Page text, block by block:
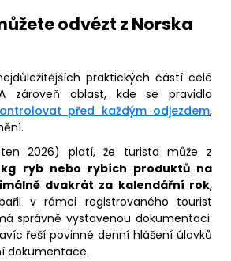
odvézt z Norska
praktických částí celé
zároveň oblast, kde se pravidla
před každým odjezdem,
2026) platí, že turista může z
kg ryb nebo rybích produktů na
dvakrát za kalendářní rok,
v rámci registrovaného tourist
správně vystavenou dokumentaci.
řeší povinné denní hlášení úlovků
dokumentace.